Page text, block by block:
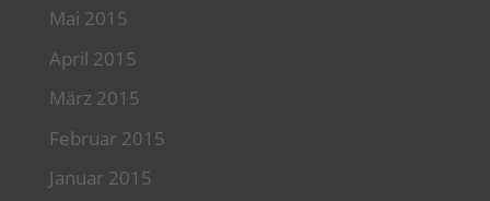
Mai 2015
April 2015
März 2015
Februar 2015
Januar 2015